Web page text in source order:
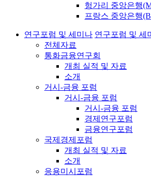
헝가리 중앙은행
프랑스 중앙은행
연구포럼 및 세미나 연구포럼 및 세
전체자료
통화금융연구회
개최 실적 및 자료
소개
거시-금융 포럼
거시-금융 포럼
거시-금융 포럼
경제연구포럼
금융연구포럼
국제경제포럼
개최 실적 및 자료
소개
응용미시포럼